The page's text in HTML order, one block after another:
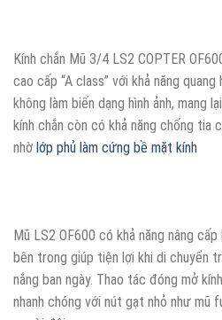
Kính chắn Mũ 3/4 LS2 COPTER
cao cấp “A class” với khả năng
không làm biến dạng hình ảnh, mang
kính chắn còn có khả năng chống tia
nhờ lớp phủ làm cứng bề mặt kính
Mũ LS2 OF600 có khả năng nâng
bên trong giúp tiện lợi khi di chuyển
nắng ban ngày. Thao tác đóng mở
nhanh chóng với nút gạt nhỏ như mũ